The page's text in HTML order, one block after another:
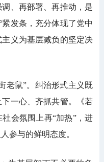
、再部署、再推动，是
发条，充分体现了党中
义为基层减负的坚定决
鼠”。纠治形式主义既
一心、齐抓共管。《若
会氛围上再“加热”，进
参与的鲜明态度。